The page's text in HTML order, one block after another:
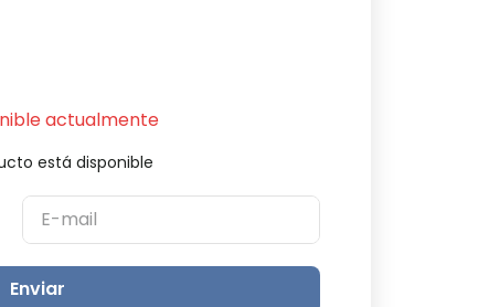
actualmente
está disponible
Enviar